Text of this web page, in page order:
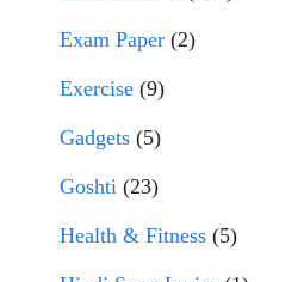
Exam Paper (2)
Exercise (9)
Gadgets (5)
Goshti (23)
Health & Fitness (5)